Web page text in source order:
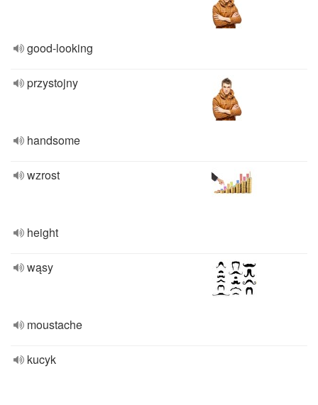
good-looking
przystojny
handsome
wzrost
height
wąsy
moustache
kucyk